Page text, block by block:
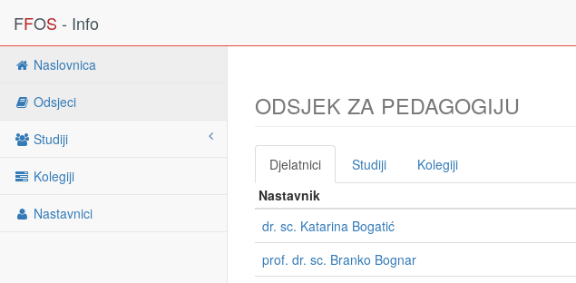
FFOS - Info
Naslovnica
Odsjeci
Studiji
Kolegiji
Nastavnici
ODSJEK ZA PEDAGOGIJU
Djelatnici Studiji
Kolegiji
Nastavnik
dr. sc. Katarina Bogatić
prof. dr. sc. Branko Bognar